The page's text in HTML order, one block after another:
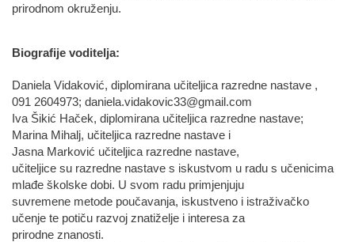
prirodnom okruženju.
Biografije voditelja:
Daniela Vidaković, diplomirana učiteljica razredne nastave ,
091 2604973; daniela.vidakovic33@gmail.com
Iva Šikić Haček, diplomirana učiteljica razredne nastave;
Marina Mihalj, učiteljica razredne nastave i
Jasna Marković učiteljica razredne nastave,
učiteljice su razredne nastave s iskustvom u radu s učenicima
mlađe školske dobi. U svom radu primjenjuju
suvremene metode poučavanja, iskustveno i istraživačko
učenje te potiču razvoj znatiželje i interesa za
prirodne znanosti.